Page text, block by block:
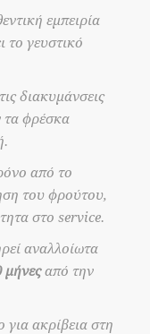
εμπειρία
το γευστικό
διακυμάνσεις
τα φρέσκα
από το
του φρούτου,
στο service.
αναλλοίωτα
μήνεςαπό την
για ακρίβεια στη